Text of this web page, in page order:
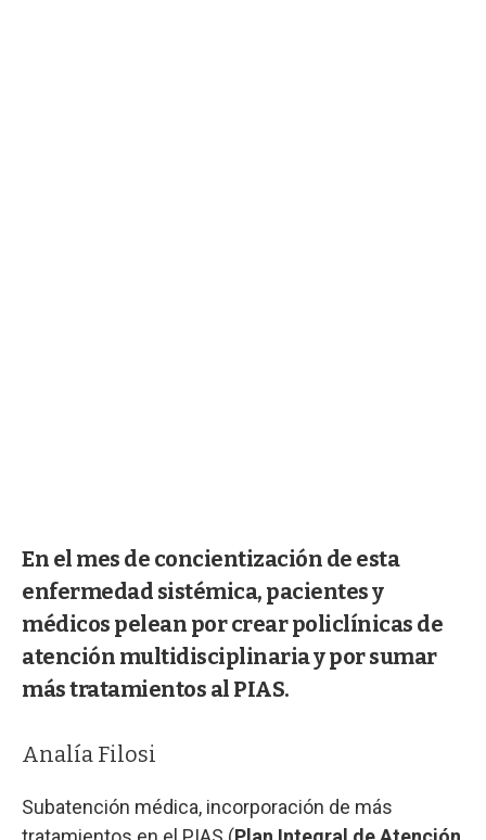
En el mes de concientización de esta
enfermedad sistémica, pacientes y
médicos pelean por crear policlínicas de
atención multidisciplinaria y por sumar
más tratamientos al PIAS.
Analía Filosi
Subatención médica, incorporación de más